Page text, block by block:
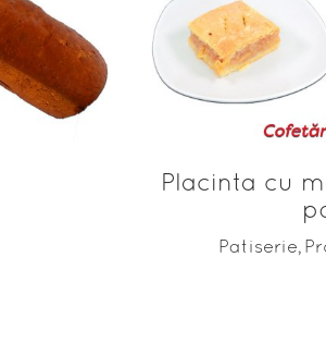
Placinta cu
Patiserie,